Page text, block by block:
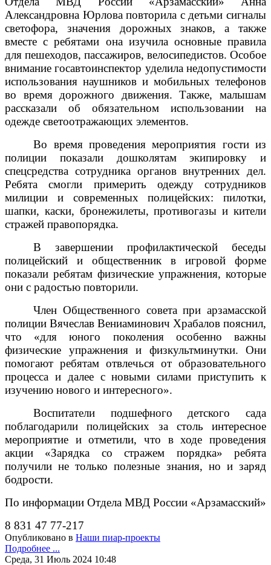
Александровна Юрлова повторила с детьми сигналы
светофора, значения дорожных знаков, а также
вместе с ребятами она изучила основные правила
для пешеходов, пассажиров, велосипедистов. Особое
внимание госавтоинспектор уделила недопустимости
использования наушников и мобильных телефонов
во время дорожного движения. Также, малышам
рассказали об обязательном использовании на
одежде светоотражающих элементов.
Во время проведения мероприятия гости из
полиции показали дошколятам экипировку и
спецсредства сотрудника органов внутренних дел.
Ребята смогли примерить одежду сотрудников
милиции и современных полицейских: пилотки,
шапки, каски, бронежилеты, противогазы и кители
стражей правопорядка.
В завершении профилактической беседы
полицейский и общественник в игровой форме
показали ребятам физические упражнения, которые
они с радостью повторили.
Член Общественного совета при арзамасской
полиции Вячеслав Вениаминович Храбалов пояснил,
что «для юного поколения особенно важны
физические упражнения и физкультминутки. Они
помогают ребятам отвлечься от образовательного
процесса и далее с новыми силами приступить к
изучению нового и интересного».
Воспитатели подшефного детского сада
поблагодарили полицейских за столь интересное
мероприятие и отметили, что в ходе проведения
акции «Зарядка со стражем порядка» ребята
получили не только полезные знания, но и заряд
бодрости.
По информации Отдела МВД России «Арзамасский»
8 831 47 77-217
Опубликовано в Наши пиар-проекты
Подробнее ...
Среда, 31 Июль 2024 10:48